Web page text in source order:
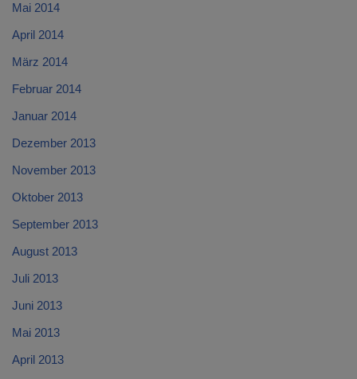
Mai 2014
April 2014
März 2014
Februar 2014
Januar 2014
Dezember 2013
November 2013
Oktober 2013
September 2013
August 2013
Juli 2013
Juni 2013
Mai 2013
April 2013